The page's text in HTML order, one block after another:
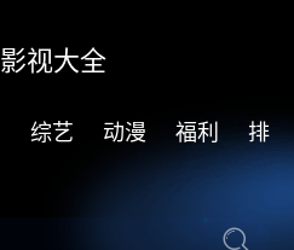
影视大全
综艺 动漫 福利 排